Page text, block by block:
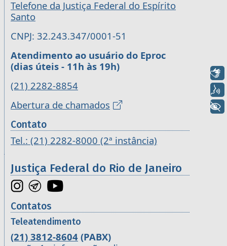
Telefone da Justiça Federal do Espírito
Santo
CNPJ: 32.243.347/0001-51
Atendimento ao usuário do Eproc
(dias úteis - 11h às 19h)
(21) 2282-8854
Abertura de chamados
Contato
Tel.: (21) 2282-8000 (2ª instância)
Justiça Federal do Rio de Janeiro
Contatos
Teleatendimento
(21) 3812-8604 (PABX)